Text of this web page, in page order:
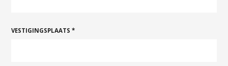
VESTIGINGSPLAATS *